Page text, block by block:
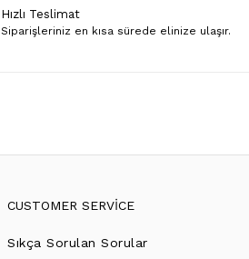
Hızlı Teslimat
Siparişleriniz en kısa sürede elinize ulaşır.
CUSTOMER SERVİCE
Sıkça Sorulan Sorular